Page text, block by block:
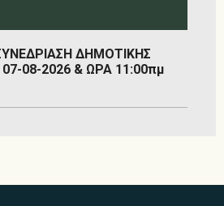
ΔΗΜΟΤΙΚΗΣ
08-2026 & ΩΡΑ 11:00πμ